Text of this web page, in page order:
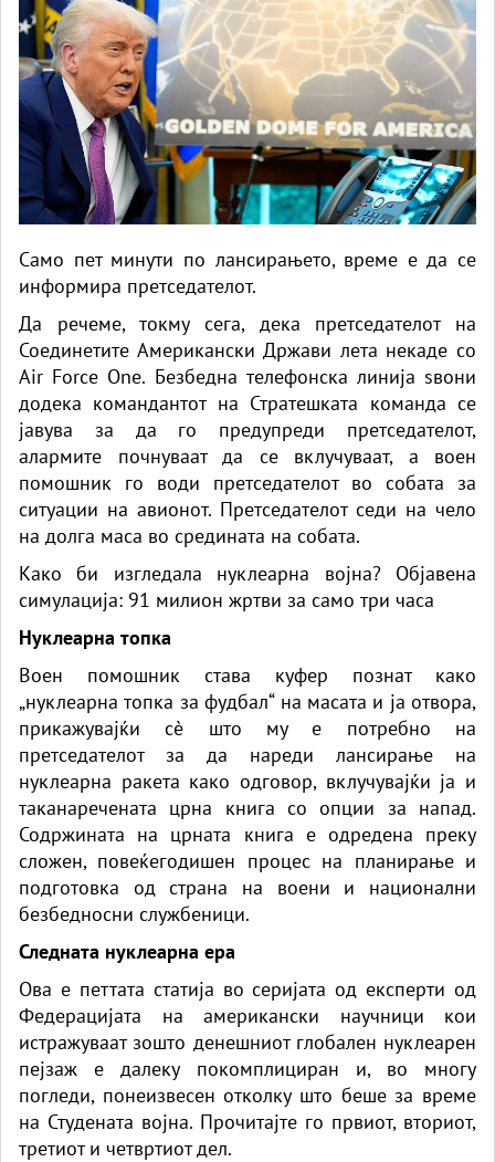
Само пет минути по лансирањето, време е да се
информира претседателот.
Да речеме, токму сега, дека претседателот на
Соединетите Американски Држави лета некаде со
Air Force One. Безбедна телефонска линија ѕвони
додека командантот на Стратешката команда се
јавува за да го предупреди претседателот,
алармите почнуваат да се вклучуваат, а воен
помошник го води претседателот во собата за
ситуации на авионот. Претседателот седи на чело
на долга маса во средината на собата.
Како би изгледала нуклеарна војна? Објавена
симулација: 91 милион жртви за само три часа
Нуклеарна топка
Воен помошник става куфер познат како
„нуклеарна топка за фудбал“ на масата и ја отвора,
прикажувајќи сè што му е потребно на
претседателот за да нареди лансирање на
нуклеарна ракета како одговор, вклучувајќи ја и
таканаречената црна книга со опции за напад.
Содржината на црната книга е одредена преку
сложен, повеќегодишен процес на планирање и
подготовка од страна на воени и национални
безбедносни службеници.
Следната нуклеарна ера
Ова е петтата статија во серијата од експерти од
Федерацијата на американски научници кои
истражуваат зошто денешниот глобален нуклеарен
пејзаж е далеку покомплициран и, во многу
погледи, понеизвесен отколку што беше за време
на Студената војна. Прочитајте го првиот, вториот,
третиот и четвртиот дел.